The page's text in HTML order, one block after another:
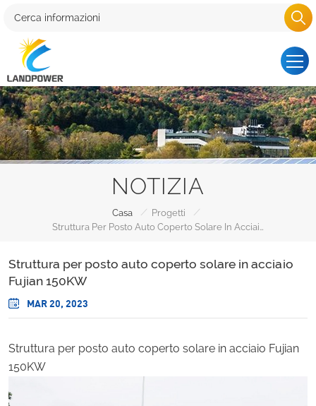
NOTIZIA
Casa / Progetti
/
Struttura per posto auto coperto solare in acciaio
Fujian 150KW
MAR 20, 2023
Struttura per posto auto coperto solare in acciaio Fujian
150KW